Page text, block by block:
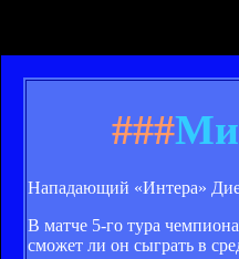
###
Нападающий «Интера»
В матче 5-го тура
сможет ли он сыграть в